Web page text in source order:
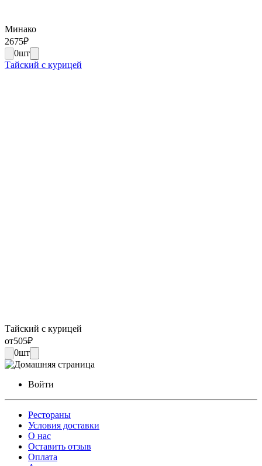
Минако
2675₽
0шт
Тайский с курицей
Тайский с курицей
от505₽
0шт
Войти
Рестораны
Условия доставки
О нас
Оставить отзыв
Оплата